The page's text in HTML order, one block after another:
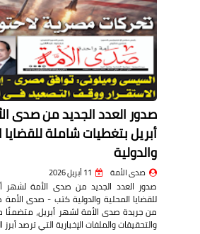
صدور العدد الجديد من صدى
أبريل بتغطيات شاملة للقضايا
والدولية
صدى الأمة 11 أبريل 2026
صدور العدد الجديد من صدى الأمة لشهر
للقضايا المحلية والدولية كتب - صدى الأمة
من جريدة صدى الأمة لشهر أبريل،
والتحقيقات والملفات الإخبارية التي ترصد